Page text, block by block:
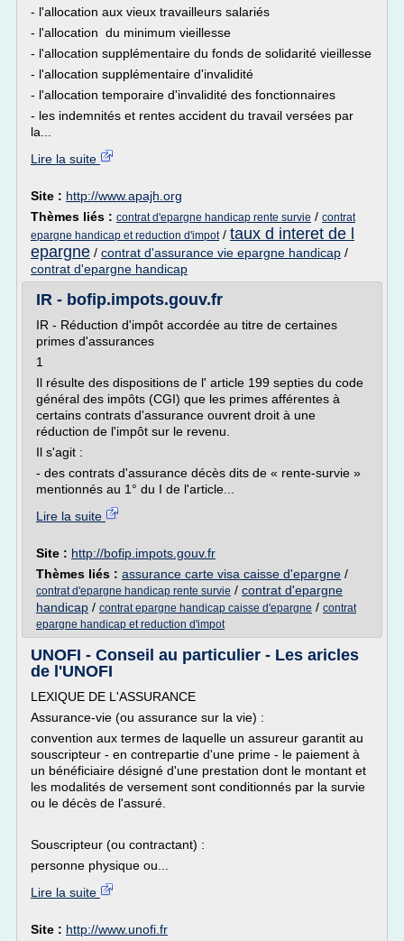
- l'allocation aux vieux travailleurs salariés
- l'allocation du minimum vieillesse
- l'allocation supplémentaire du fonds de solidarité vieillesse
- l'allocation supplémentaire d'invalidité
- l'allocation temporaire d'invalidité des fonctionnaires
- les indemnités et rentes accident du travail versées par
la...
Lire la suite
Site : http://www.apajh.org
Thèmes liés : contrat d'epargne handicap rente survie / contrat
epargne handicap et reduction d'impot/ taux d interet de l
epargne / contrat d'assurance vie epargne handicap /
contrat d'epargne handicap
IR - bofip.impots.gouv.fr
IR - Réduction d'impôt accordée au titre de certaines
primes d'assurances
1
Il résulte des dispositions de l' article 199 septies du code
général des impôts (CGI) que les primes afférentes à
certains contrats d'assurance ouvrent droit à une
réduction de l'impôt sur le revenu.
Il s'agit :
- des contrats d'assurance décès dits de « rente-survie »
mentionnés au 1° du I de l'article...
Lire la suite
Site : http://bofip.impots.gouv.fr
Thèmes liés : assurance carte visa caisse d'epargne /
contrat d'epargne handicap rente survie / contrat d'epargne
handicap / contrat epargne handicap caisse d'epargne / contrat
epargne handicap et reduction d'impot
UNOFI - Conseil au particulier - Les aricles
de l'UNOFI
LEXIQUE DE L'ASSURANCE
Assurance-vie (ou assurance sur la vie) :
convention aux termes de laquelle un assureur garantit au
souscripteur - en contrepartie d'une prime - le paiement à
un bénéficiaire désigné d'une prestation dont le montant et
les modalités de versement sont conditionnés par la survie
ou le décès de l'assuré.
Souscripteur (ou contractant) :
personne physique ou...
Lire la suite
Site : http://www.unofi.fr